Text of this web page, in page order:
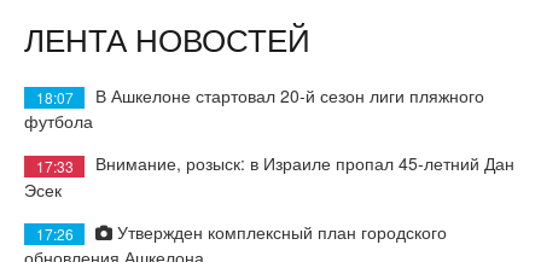
ЛЕНТА НОВОСТЕЙ
18:07
В Ашкелоне стартовал 20-й сезон лиги пляжного
футбола
17:33
Внимание, розыск: в Израиле пропал 45-летний Дан
Эсек
17:26
Утвержден комплексный план городского
обновления Ашкелона